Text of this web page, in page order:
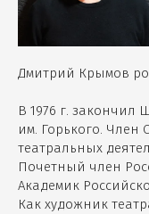
Дмитрий Крымов
В 1976 г. закончил
им. Горького. Член
театральных
Почетный член
Академик
Как художник